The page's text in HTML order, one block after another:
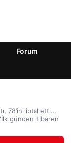
Forum
78’ini iptal etti…
günden itibaren